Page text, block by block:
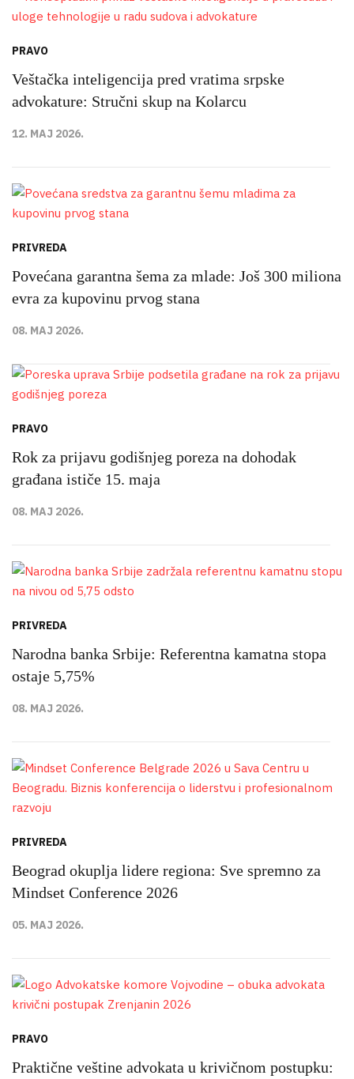
PRAVO
Veštačka inteligencija pred vratima srpske
advokature: Stručni skup na Kolarcu
12. MAJ 2026.
PRIVREDA
Povećana garantna šema za mlade: Još 300 miliona
evra za kupovinu prvog stana
08. MAJ 2026.
PRAVO
Rok za prijavu godišnjeg poreza na dohodak
građana ističe 15. maja
08. MAJ 2026.
PRIVREDA
Narodna banka Srbije: Referentna kamatna stopa
ostaje 5,75%
08. MAJ 2026.
PRIVREDA
Beograd okuplja lidere regiona: Sve spremno za
Mindset Conference 2026
05. MAJ 2026.
PRAVO
Praktične veštine advokata u krivičnom postupku: